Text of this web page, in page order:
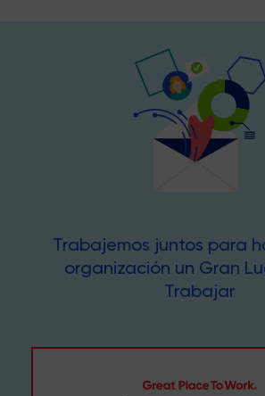
Trabajemos juntos para
organización un Gran
Trabajar